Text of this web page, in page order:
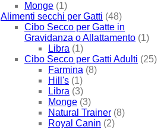
Monge (1)
Alimenti secchi per Gatti (48)
Cibo Secco per Gatte in
Gravidanza o Allattamento (1)
Libra (1)
Cibo Secco per Gatti Adulti (25)
Farmina (8)
Hill's (1)
Libra (3)
Monge (3)
Natural Trainer (8)
Royal Canin (2)